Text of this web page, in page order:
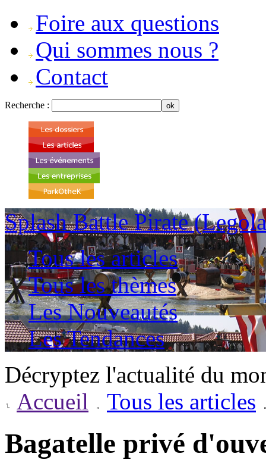
Foire aux questions
Qui sommes nous ?
Contact
Recherche :
Splash Battle Pirate
Tous les articles
Tous les thèmes
Les Nouveautés
Les Tendances
Décryptez l'actualité du
Accueil
Tous les articles
Bagatelle privé